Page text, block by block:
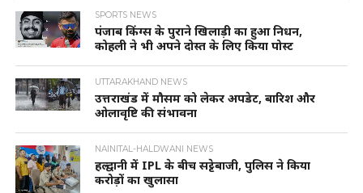
SPORTS NEWS
पंजाब किंग्स के पुराने खिलाड़ी का हुआ निधन,
कोहली ने भी अपने दोस्त के लिए किया पोस्ट
UTTARAKHAND NEWS
उत्तराखंड में मौसम को लेकर अपडेट, बारिश और
ओलावृष्टि की संभावना
NAINITAL-HALDWANI NEWS
हल्द्वानी में IPL के बीच सट्टेबाजी, पुलिस ने किया
करोड़ों का खुलासा